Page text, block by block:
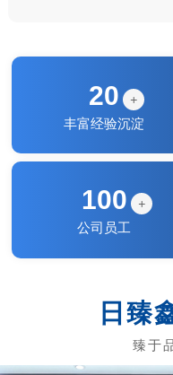
20
+
丰富经验沉淀
100
+
公司员工